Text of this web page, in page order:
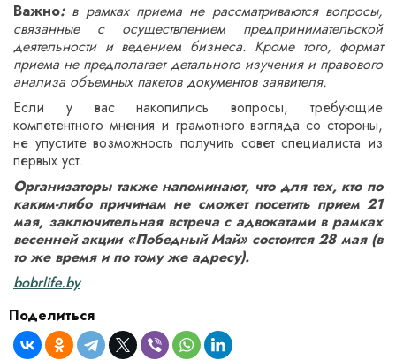
Важно:в рамках приема не рассматриваются вопросы,
связанные с осуществлением предпринимательской
деятельности и ведением бизнеса. Кроме того, формат
приема не предполагает детального изучения и правового
анализа объемных пакетов документов заявителя.
Если у вас накопились вопросы, требующие
компетентного мнения и грамотного взгляда со стороны,
не упустите возможность получить совет специалиста из
первых уст.
Организаторы также напоминают, что для тех, кто по
каким-либо причинам не сможет посетить прием 21
мая, заключительная встреча с адвокатами в рамках
весенней акции «Победный Май» состоится 28 мая (в
то же время и по тому же адресу).
bobrlife.by
Поделиться